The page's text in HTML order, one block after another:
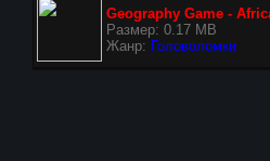
Geography Game -
Размер: 0.17 MB
Жанр: Головоломки